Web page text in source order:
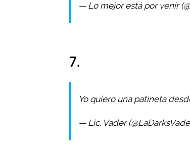
— Lo mejor está por venir
7.
Yo quiero una patineta
— Lic. Vader